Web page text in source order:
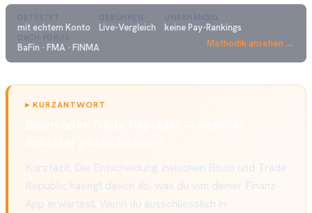
GETESTET
mit echtem Konto
GEBÜHREN
Live-Vergleich
UNABHÄNGIG
keine Pay-Rankings
DACH-FOKUS
BaFin · FMA · FINMA Methodik ansehen →
▸KURZANTWORT
Kurzfazit: Die Entscheidung zwischen Bison und Trade
Republic haengt davon ab, was du von deiner Finanz-
App erwartest. Wenn du ausschliesslich in